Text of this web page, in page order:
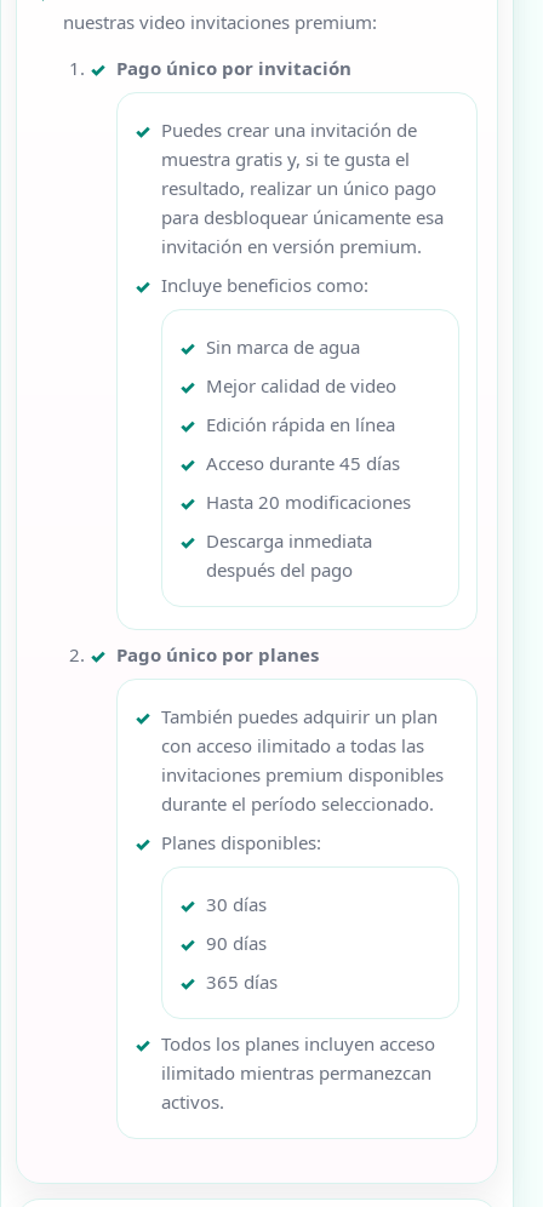
nuestras video invitaciones premium:
Pago único por invitación
Puedes crear una invitación de
muestra gratis y, si te gusta el
resultado, realizar un único pago
para desbloquear únicamente esa
invitación en versión premium.
Incluye beneficios como:
Sin marca de agua
Mejor calidad de video
Edición rápida en línea
Acceso durante 45 días
Hasta 20 modificaciones
Descarga inmediata
después del pago
Pago único por planes
También puedes adquirir un plan
con acceso ilimitado a todas las
invitaciones premium disponibles
durante el período seleccionado.
Planes disponibles:
30 días
90 días
365 días
Todos los planes incluyen acceso
ilimitado mientras permanezcan
activos.